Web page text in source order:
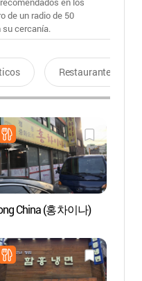
de un radio de 50
cercanía.
Restaurantes
China (홍차이나)